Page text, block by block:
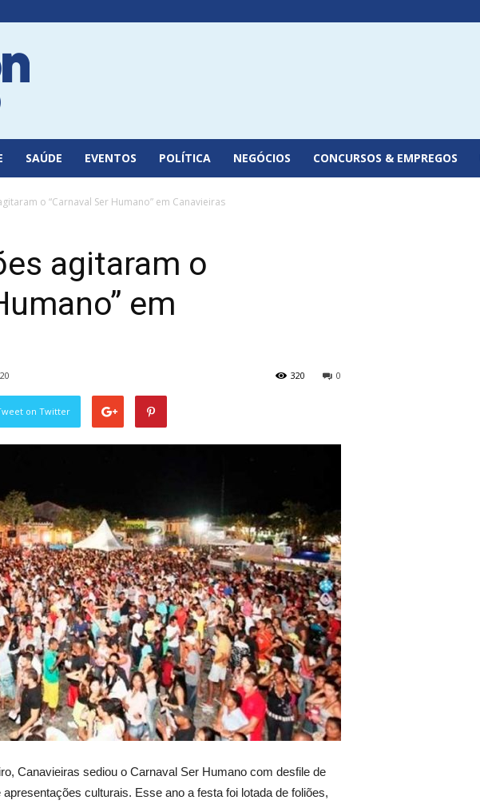
SAÚDE EVENTOS POLÍTICA NEGÓCIOS CONCURSOS & EMPREGOS
o “Carnaval Ser Humano” em Canavieiras
agitaram o
em
0
320
on Twitter
Canavieiras sediou o Carnaval Ser Humano com desfile de
culturais. Esse ano a festa foi lotada de foliões,